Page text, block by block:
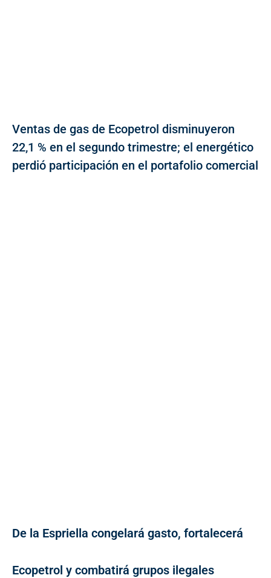
Ventas de gas de Ecopetrol disminuyeron
22,1 % en el segundo trimestre; el energético
perdió participación en el portafolio comercial
De la Espriella congelará gasto, fortalecerá
Ecopetrol y combatirá grupos ilegales